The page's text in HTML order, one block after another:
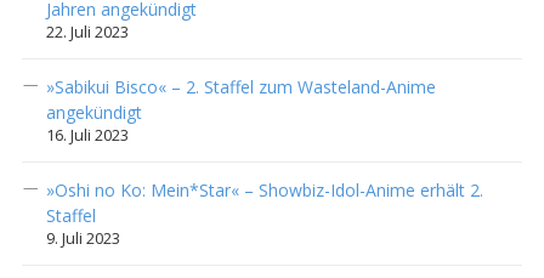
Jahren angekündigt
22. Juli 2023
»Sabikui Bisco« – 2. Staffel zum Wasteland-Anime
angekündigt
16. Juli 2023
»Oshi no Ko: Mein*Star« – Showbiz-Idol-Anime erhält 2.
Staffel
9. Juli 2023